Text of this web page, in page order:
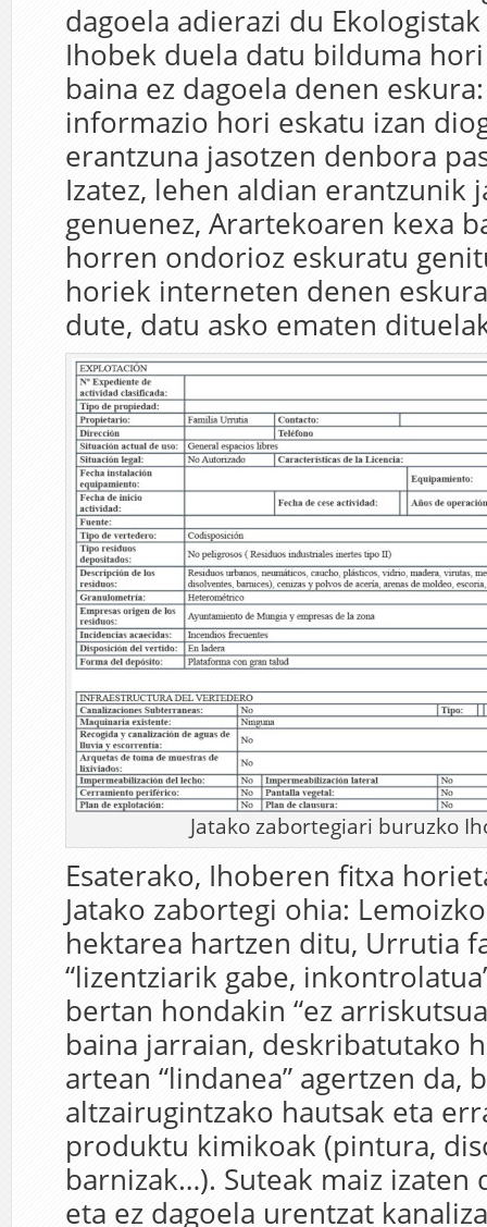
dagoela adierazi du
Ihobek duela datu bilduma
baina ez dagoela denen
informazio hori eskatu izan
erantzuna jasotzen denbora
Izatez, lehen aldian erantzunik
genuenez, Arartekoaren kexa
horren ondorioz eskuratu
horiek interneten denen
dute, datu asko ematen
Jatako zabortegiari buruzko
Esaterako, Ihoberen fitxa
Jatako zabortegi ohia:
hektarea hartzen ditu, Urrutia
“lizentziarik gabe,
bertan hondakin “ez
baina jarraian, deskribatutako
artean “lindanea” agertzen da,
altzairugintzako hautsak eta
produktu kimikoak (pintura,
barnizak…). Suteak maiz izaten
eta ez dagoela urentzat